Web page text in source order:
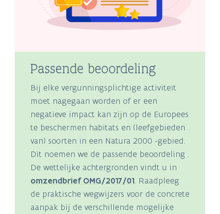
Passende beoordeling
Bij elke vergunningsplichtige activiteit
moet nagegaan worden of er een
negatieve impact kan zijn op de Europees
te beschermen habitats en (leefgebieden
van) soorten in een Natura 2000 -gebied.
Dit noemen we de passende beoordeling .
De wettelijke achtergronden vindt u in
omzendbrief OMG/2017/01. Raadpleeg
de praktische wegwijzers voor de concrete
aanpak bij de verschillende mogelijke